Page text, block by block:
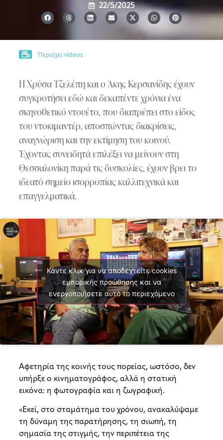
22/5/2025
Περιέχει videos
Η Χρύσα Τζελέπη και ο Άκης Κερσανίδης έχουν
συγκροτήσει εδώ και δεκαπέντε χρόνια ένα
σκηνοθετικό ντουέτο, που διαπρέπει στο είδος
του ντοκιμαντέρ, αποσπώντας διακρίσεις,
αναγνώριση και την εκτίμηση του κοινού.
Έχοντας συνειδητά επιλέξει να μείνουν στη
Θεσσαλονίκη παρά τις δυσκολίες, έχουν βρει το
ιδεατό σημείο ισορροπίας καλλιτεχνικά και
επαγγελματικά.
Κάντε κλικ για να αποδεχτείτε cookies
εμπορικής προώθησης και να
ενεργοποιήσετε αυτό το περιεχόμενο
Αφετηρία της κοινής τους πορείας, ωστόσο, δεν
υπήρξε ο κινηματογράφος, αλλά η στατική
εικόνα: η φωτογραφία και η ζωγραφική.
«Εκεί, στο σταμάτημα του χρόνου, ανακαλύψαμε
τη δύναμη της παρατήρησης, τη σιωπή, τη
σημασία της στιγμής, την περιπέτεια της